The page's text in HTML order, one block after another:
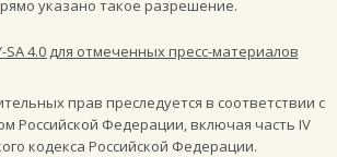
указано такое разрешение.
SA 4.0 для отмеченных пресс-материалов
прав преследуется в соответствии с
Российской Федерации, включая часть IV
кодекса Российской Федерации.